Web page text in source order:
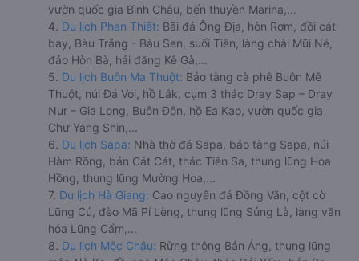
vườn quốc gia Bình Châu, bến thuyền Marina,...
4. Du lịch Phan Thiết: Bãi đá Ông Địa, hòn Rơm, đồi cát
bay, Bàu Trắng - Bàu Sen, suối Tiên, làng chài Mũi Né,
đảo Hòn Bà, hải đăng Kê Gà,...
5. Du lịch Buôn Ma Thuột: Bảo tàng cà phê Buôn Mê
Thuột, núi Đá Voi, hồ Lắk, cụm 3 thác Dray Sap – Dray
Nur – Gia Long, Buôn Đôn, hồ Ea Kao, vườn quốc gia
Chư Yang Shin,...
6. Du lịch Sapa: Nhà thờ đá Sapa, bảo tàng Sapa, núi
Hàm Rồng, bản Cát Cát, thác Tiên Sa, thung lũng Hoa
Hồng, thung lũng Mường Hoa,...
7. Du lịch Hà Giang: Cao nguyên đá Đồng Văn, cột cờ
Lũng Cú, đèo Mã Pí Lèng, thung lũng Sủng Là, làng văn
hóa Lũng Cẩm,...
8. Du lịch Mộc Châu: Rừng thông Bản Áng, thung lũng